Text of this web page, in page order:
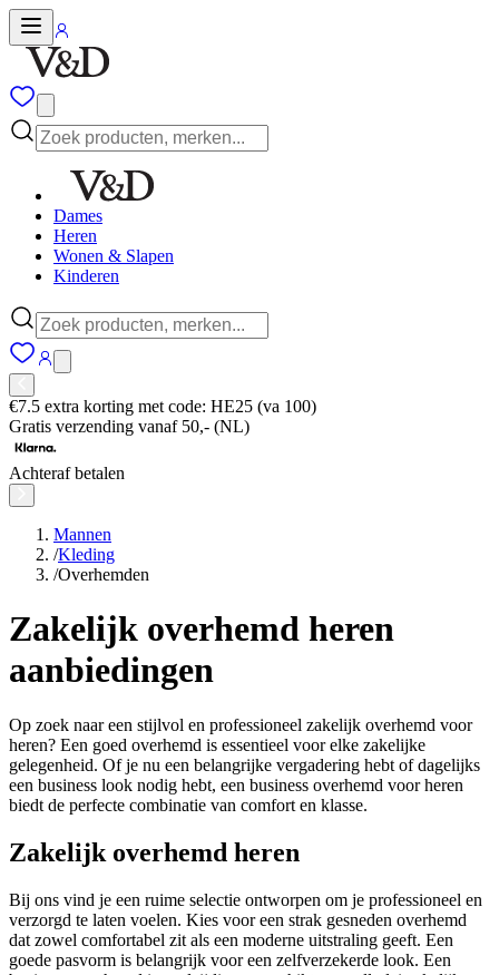
Dames
Heren
Wonen & Slapen
Kinderen
€7.5 extra korting met code: HE25 (va 100)
Gratis verzending vanaf 50,- (NL)
Achteraf betalen
Mannen
/Kleding
/Overhemden
Zakelijk overhemd heren
aanbiedingen
Op zoek naar een stijlvol en professioneel zakelijk overhemd voor
heren? Een goed overhemd is essentieel voor elke zakelijke
gelegenheid. Of je nu een belangrijke vergadering hebt of dagelijks
een business look nodig hebt, een business overhemd voor heren
biedt de perfecte combinatie van comfort en klasse.
Zakelijk overhemd heren
Bij ons vind je een ruime selectie ontworpen om je professioneel en
verzorgd te laten voelen. Kies voor een strak gesneden overhemd
dat zowel comfortabel zit als een moderne uitstraling geeft. Een
goede pasvorm is belangrijk voor een zelfverzekerde look. Een